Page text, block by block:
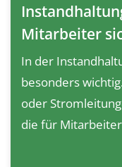
Mitarbeiter
In der
besonders
oder
die für